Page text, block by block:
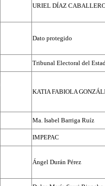
URIEL DÍAZ
Dato protegido
Tribunal Electoral del
KATIA FABIOLA
Ma. Isabel Barriga Ruíz
IMPEPAC
Ángel Durán Pérez